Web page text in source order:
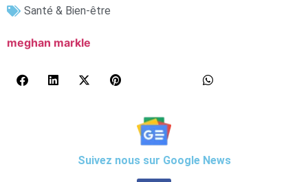
Santé & Bien-être
meghan markle
Suivez nous sur Google News